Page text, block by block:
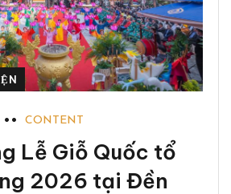
CONTENT
Lễ Giỗ Quốc tổ
2026 tại Đền